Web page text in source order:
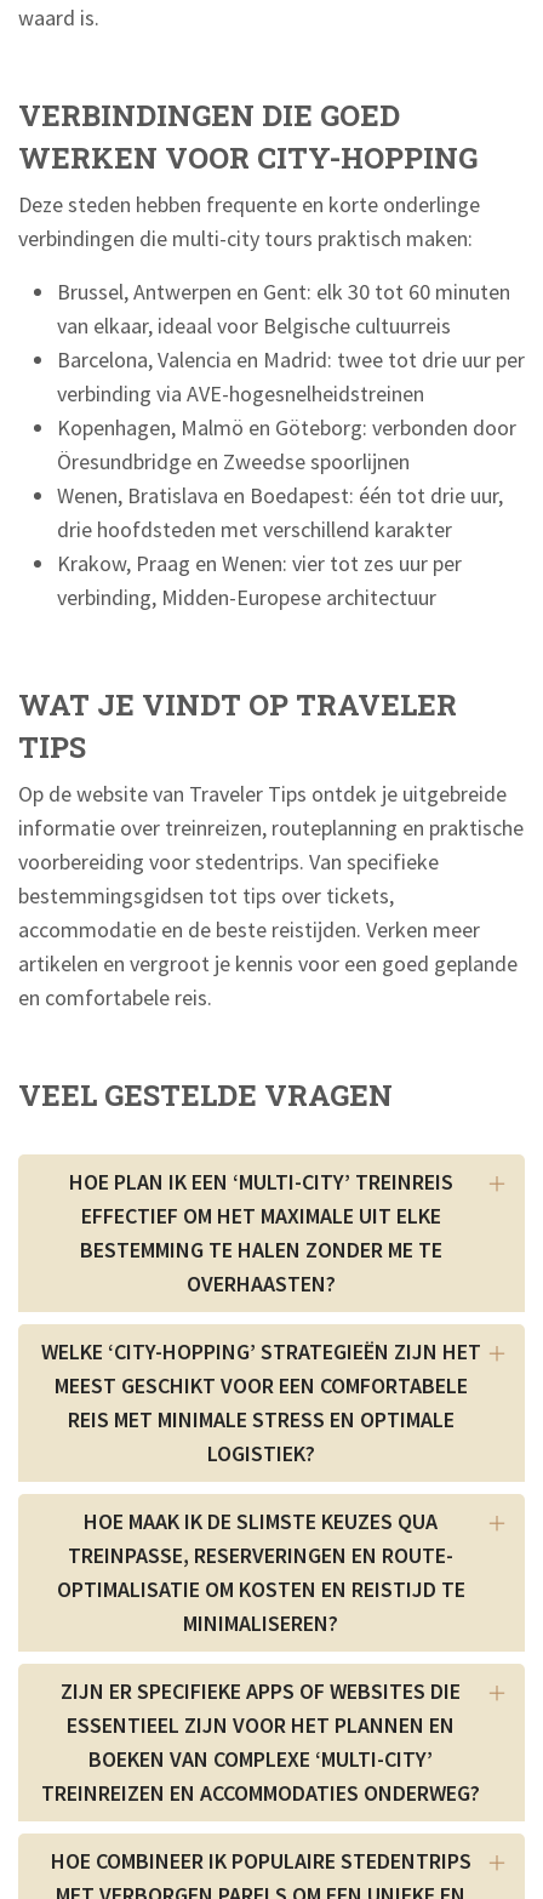
waard is.
VERBINDINGEN DIE GOED
WERKEN VOOR CITY-HOPPING
Deze steden hebben frequente en korte onderlinge
verbindingen die multi-city tours praktisch maken:
Brussel, Antwerpen en Gent: elk 30 tot 60 minuten
van elkaar, ideaal voor Belgische cultuurreis
Barcelona, Valencia en Madrid: twee tot drie uur per
verbinding via AVE-hogesnelheidstreinen
Kopenhagen, Malmö en Göteborg: verbonden door
Öresundbridge en Zweedse spoorlijnen
Wenen, Bratislava en Boedapest: één tot drie uur,
drie hoofdsteden met verschillend karakter
Krakow, Praag en Wenen: vier tot zes uur per
verbinding, Midden-Europese architectuur
WAT JE VINDT OP TRAVELER
TIPS
Op de website van Traveler Tips ontdek je uitgebreide
informatie over treinreizen, routeplanning en praktische
voorbereiding voor stedentrips. Van specifieke
bestemmingsgidsen tot tips over tickets,
accommodatie en de beste reistijden. Verken meer
artikelen en vergroot je kennis voor een goed geplande
en comfortabele reis.
VEEL GESTELDE VRAGEN
HOE PLAN IK EEN ‘MULTI-CITY’ TREINREIS
EFFECTIEF OM HET MAXIMALE UIT ELKE
BESTEMMING TE HALEN ZONDER ME TE
OVERHAASTEN?
WELKE ‘CITY-HOPPING’ STRATEGIEËN ZIJN HET
MEEST GESCHIKT VOOR EEN COMFORTABELE
REIS MET MINIMALE STRESS EN OPTIMALE
LOGISTIEK?
HOE MAAK IK DE SLIMSTE KEUZES QUA
TREINPASSE, RESERVERINGEN EN ROUTE-
OPTIMALISATIE OM KOSTEN EN REISTIJD TE
MINIMALISEREN?
ZIJN ER SPECIFIEKE APPS OF WEBSITES DIE
ESSENTIEEL ZIJN VOOR HET PLANNEN EN
BOEKEN VAN COMPLEXE ‘MULTI-CITY’
TREINREIZEN EN ACCOMMODATIES ONDERWEG?
HOE COMBINEER IK POPULAIRE STEDENTRIPS